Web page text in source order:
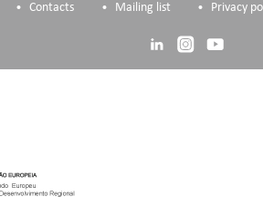
Contacts Mailing list Privacy